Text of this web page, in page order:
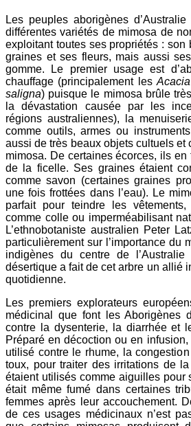
Les peuples aborigènes
différentes variétés de mimosa de
exploitant toutes ses propriétés : son
graines et ses fleurs, mais aussi
gomme. Le premier usage est
chauffage (principalement les
saligna) puisque le mimosa brûle
la dévastation causée par les
régions australiennes), la
comme outils, armes ou
aussi de très beaux objets cultuels et
mimosa. De certaines écorces, ils
de la ficelle. Ses graines étaient
comme savon (certaines graines
une fois frottées dans l’eau). Le
parfait pour teindre les
comme colle ou imperméabilisant
L’ethnobotaniste australien Peter
particulièrement sur l’importance du
indigènes du centre de
désertique a fait de cet arbre un allié
quotidienne.
Les premiers explorateurs
médicinal que font les Aborigènes
contre la dysenterie, la diarrhée et
Préparé en décoction ou en
utilisé contre le rhume, la
toux, pour traiter des irritations de
étaient utilisés comme aiguilles pour
était même fumé dans certaines
femmes après leur accouchement.
de ces usages médicinaux n’est